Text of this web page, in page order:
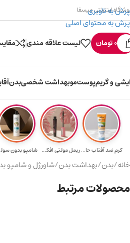
پرش به ناوبری
پرش به محتوای اصلی
۳۰۰ میسکوین (۳۰ هزار تومن) هدیه خرید اول
اینترنتی میسفا
0تومان لیست علاقه مندی
و گریمپوستموبهداشت شخصیبدن
کرم ضد آفتاب حا... ریمل مولتی افکت...
خانه/بدن/بهداشت بدن/شاورژل و شامپو
محصولات مرتبط